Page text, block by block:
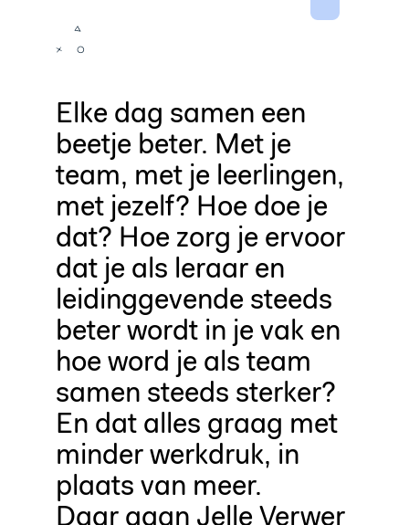
Elke dag samen een
beetje beter. Met je
team, met je leerlingen,
met jezelf? Hoe doe je
dat? Hoe zorg je ervoor
dat je als leraar en
leidinggevende steeds
beter wordt in je vak en
hoe word je als team
samen steeds sterker?
En dat alles graag met
minder werkdruk, in
plaats van meer.
Daar gaan Jelle Verwer